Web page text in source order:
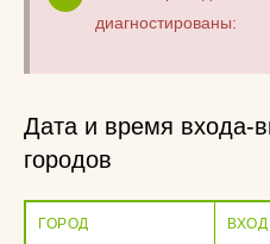
диагностированы:
Дата и время входа-
городов
ГОРОД ВХОД